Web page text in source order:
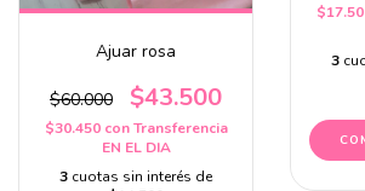
Ajuar rosa
$60.000 $43.500
$30.450 con Transferencia
EN EL DIA
3 cuotas sin interés de
3